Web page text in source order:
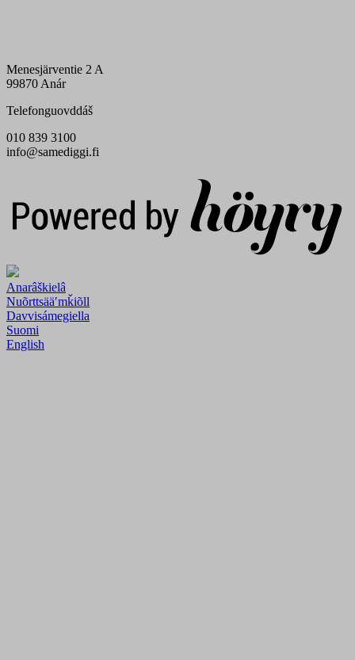
Menesjärventie 2 A
99870 Anár
Telefonguovddáš
010 839 3100
info@samediggi.fi
Anarâškielâ
Nuõrttsääʹmǩiõll
Davvisámegiella
Suomi
English